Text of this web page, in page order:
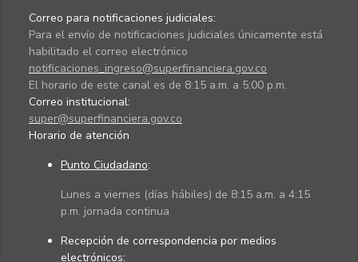
Correo para notificaciones judiciales:
Para el envío de notificaciones judiciales únicamente está
habilitado el correo electrónico
notificaciones_ingreso@superfinanciera.gov.co
El horario de este canal es de 8:15 a.m. a 5:00 p.m.
Correo institucional:
super@superfinanciera.gov.co
Horario de atención
Punto Ciudadano:
Lunes a viernes (días hábiles) de 8:15 a.m. a 4:15
p.m. jornada continua
Recepción de correspondencia por medios
electrónicos: